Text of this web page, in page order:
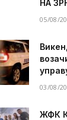
НА
05/08/
03/08/
ЖФК